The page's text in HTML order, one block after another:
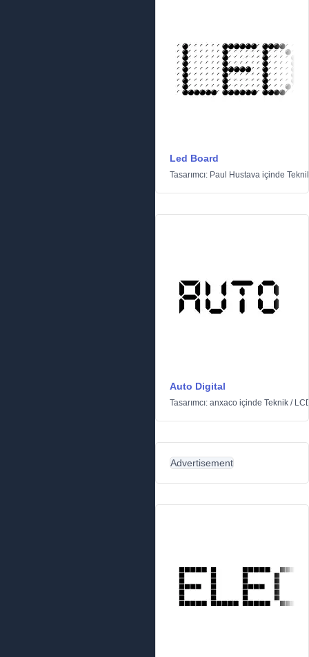
Led Board
Tasarımcı: Paul Hustava içinde
Auto Digital
Tasarımcı: anxaco içinde Teknik /
Advertisement